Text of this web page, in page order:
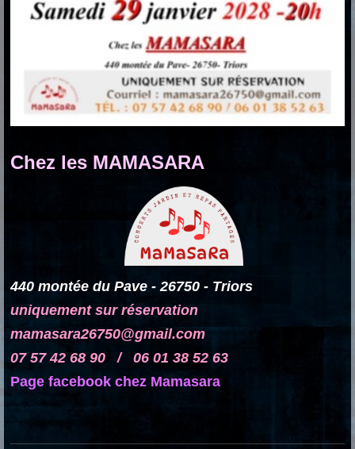
Chez les MAMASARA
440 montée du Pave - 26750 - Triors
uniquement sur réservation
mamasara26750@gmail.com
07 57 42 68 90 / 06 01 38 52 63
Page facebook chez Mamasara